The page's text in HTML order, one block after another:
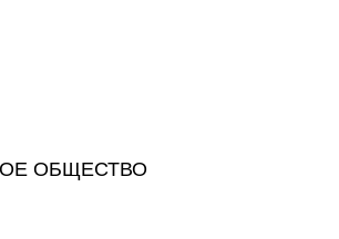
ОБЩЕСТВО